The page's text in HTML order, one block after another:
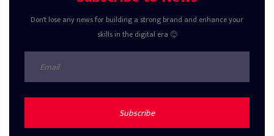
Don't lose any news for building a strong brand and enhance your
skills in the digital era 🙂
Subscribe